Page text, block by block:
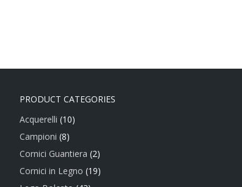
PRODUCT CATEGORIES
Acquerelli (10)
Campioni (8)
Cornici Guantiera (2)
Cornici in Legno (19)